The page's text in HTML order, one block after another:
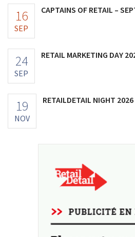
16
SEP
CAPTAINS OF RETAIL –
24
SEP
RETAIL MARKETING DAY
19
NOV
RETAILDETAIL NIGHT 2026